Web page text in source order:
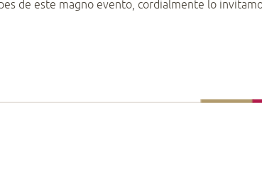
de este magno evento, cordialmente lo